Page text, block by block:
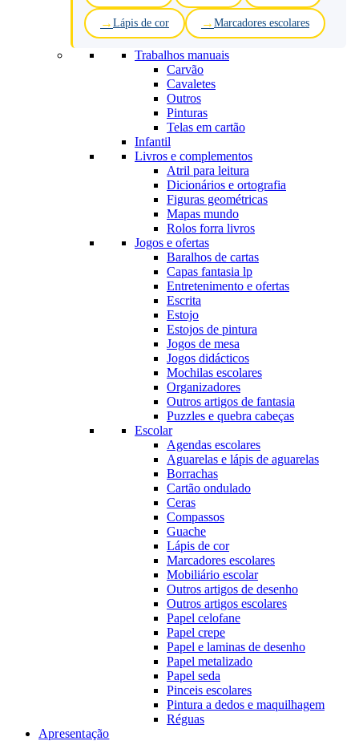
Lápis de cor Marcadores escolares
Trabalhos manuais
Carvão
Cavaletes
Outros
Pinturas
Telas em cartão
Infantil
Livros e complementos
Atril para leitura
Dicionários e ortografia
Figuras geométricas
Mapas mundo
Rolos forra livros
Jogos e ofertas
Baralhos de cartas
Capas fantasia lp
Entretenimento e ofertas
Escrita
Estojo
Estojos de pintura
Jogos de mesa
Jogos didácticos
Mochilas escolares
Organizadores
Outros artigos de fantasia
Puzzles e quebra cabeças
Escolar
Agendas escolares
Aguarelas e lápis de aguarelas
Borrachas
Cartão ondulado
Ceras
Compassos
Guache
Lápis de cor
Marcadores escolares
Mobiliário escolar
Outros artigos de desenho
Outros artigos escolares
Papel celofane
Papel crepe
Papel e laminas de desenho
Papel metalizado
Papel seda
Pinceis escolares
Pintura a dedos e maquilhagem
Réguas
Apresentação